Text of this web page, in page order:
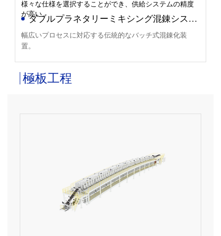
様々な仕様を選択することができ、供給システムの精度
が高い。
ダブルプラネタリーミキシング混錬システ
ム
幅広いプロセスに対応する伝統的なバッチ式混錬化装
置。
極板工程